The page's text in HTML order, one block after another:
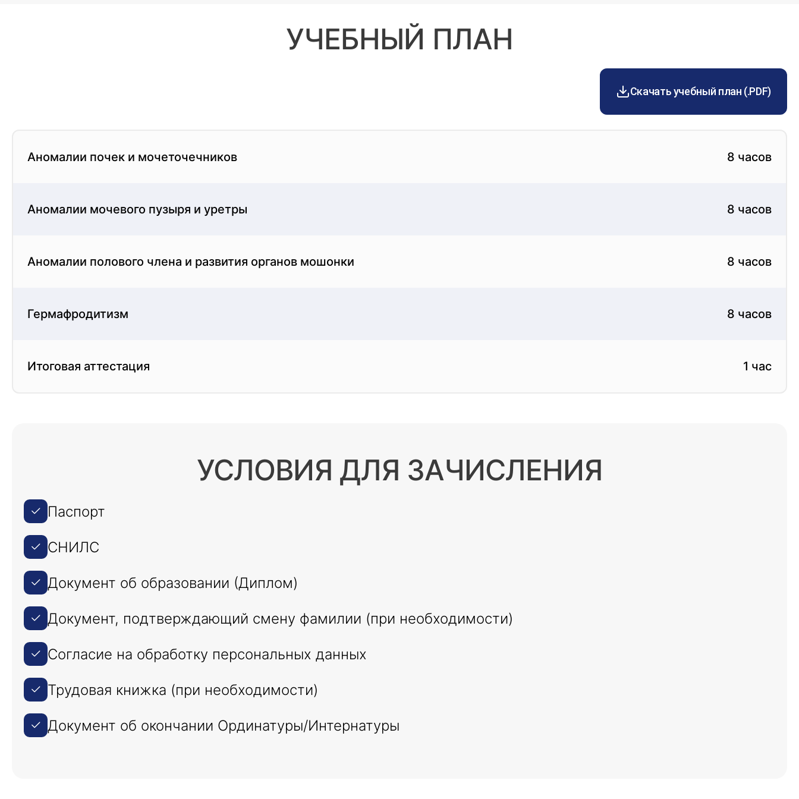
УЧЕБНЫЙ ПЛАН
Скачать учебный план (.PDF)
Аномалии почек и мочеточечников 8 часов
Аномалии мочевого пузыря и уретры 8 часов
Аномалии полового члена и развития органов мошонки 8 часов
Гермафродитизм 8 часов
Итоговая аттестация 1 час
УСЛОВИЯ ДЛЯ ЗАЧИСЛЕНИЯ
Паспорт
СНИЛС
Документ об образовании (Диплом)
Документ, подтверждающий смену фамилии (при необходимости)
Согласие на обработку персональных данных
Трудовая книжка (при необходимости)
Документ об окончании Ординатуры/Интернатуры